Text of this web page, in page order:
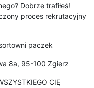
Dobrze trafiłeś!
proces rekrutacyjny
paczek
8a, 95-100 Zgierz
CIĘ